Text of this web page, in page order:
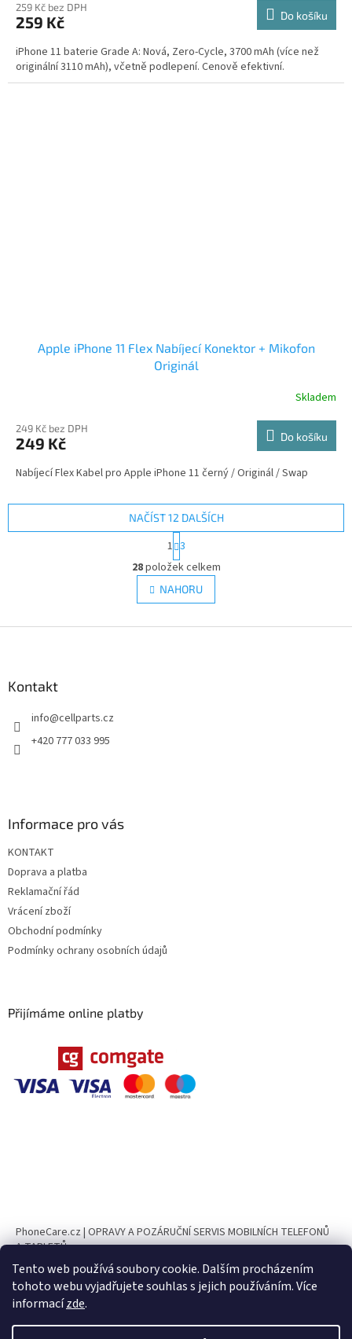
Tento web používá soubory cookie. Dalším procházením
tohoto webu vyjadřujete souhlas s jejich používáním. Více
informacízde.
259 Kč bez DPH
259 Kč Do košíku
iPhone 11 baterie Grade A: Nová, Zero-Cycle, 3700 mAh (více než
originální 3110 mAh), včetně podlepení. Cenově efektivní.
Apple iPhone 11 Flex Nabíjecí Konektor + Mikofon
Originál
Skladem
249 Kč bez DPH
249 Kč Do košíku
Nabíjecí Flex Kabel pro Apple iPhone 11 černý / Originál / Swap
O
v
l
á
NAČÍST 12 DALŠÍCH
t
r
á
n
k
v
1 3
28položek celkem
NAHORU
Kontakt
info@cellparts.cz
+420 777 033 995
Informace pro vás
KONTAKT
Doprava a platba
Reklamační řád
Vrácení zboží
Obchodní podmínky
Podmínky ochrany osobních údajů
Přijímáme online platby
PhoneCare.cz | OPRAVY A POZÁRUČNÍ SERVIS MOBILNÍCH TELEFONŮ
A TABLETŮ
PhoneParts.cz